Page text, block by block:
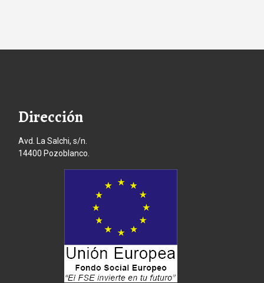
Dirección
Avd. La Salchi, s/n.
14400 Pozoblanco.